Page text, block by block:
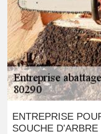
ENTREPRISE
SOUCHE D'ARBRE